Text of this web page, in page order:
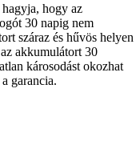
hogy az
30 napig nem
száraz és hűvös helyen
akkumulátort 30
károsodást okozhat
garancia.